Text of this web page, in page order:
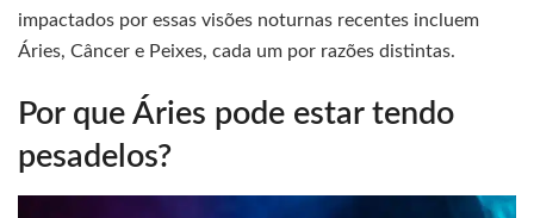
impactados por essas visões noturnas recentes incluem
Áries, Câncer e Peixes, cada um por razões distintas.
Por que Áries pode estar tendo
pesadelos?